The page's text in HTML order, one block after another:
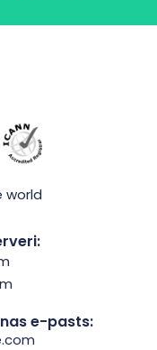
world
e-pasts: